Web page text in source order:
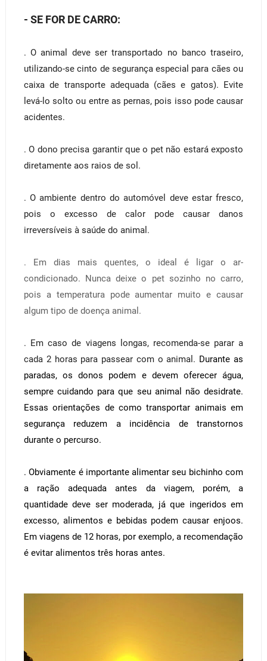
- SE FOR DE CARRO:
. O animal deve ser transportado no banco traseiro,
utilizando-se cinto de segurança especial para cães ou
caixa de transporte adequada (cães e gatos). Evite
levá-lo solto ou entre as pernas, pois isso pode causar
acidentes.
.O dono precisa garantir que o pet não estará exposto
diretamente aos raios de sol.
. O ambiente dentro do automóvel deve estar fresco,
pois o excesso de calor pode causar danos
irreversíveis à saúde do animal.
. Em dias mais quentes, o ideal é ligar o ar-
condicionado. Nunca deixe o pet sozinho no carro,
pois a temperatura pode aumentar muito e causar
algum tipo de doença animal.
. Em caso de viagens longas, recomenda-se parar a
cada 2 horas para passear com o animal. Durante as
paradas, os donos podem e devem oferecer água,
sempre cuidando para que seu animal não desidrate.
Essas orientações de como transportar animais em
segurança reduzem a incidência de transtornos
durante o percurso.
. Obviamente é importante alimentar seu bichinho com
a
ração adequada antes da viagem, porém, a
quantidade deve ser moderada, já que ingeridos em
excesso, alimentos e bebidas podem causar enjoos.
Em viagens de 12 horas, por exemplo, a recomendação
é evitar alimentos três horas antes.